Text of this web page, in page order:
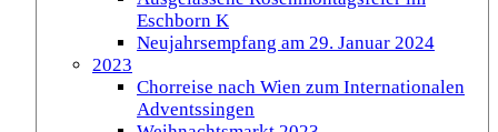
Eschborn K
Neujahrsempfang am 29. Januar 2024
2023
Chorreise nach Wien zum Internationalen
Adventssingen